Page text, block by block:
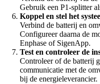
Gebruik een P1-splitter
Koppel en stel het
Verbind de batterij en
Configureer daarna de
Enphase of SigenApp.
Test en controleer de
Controleer of de batterij
communicatie met de
bij de energieleverancier.